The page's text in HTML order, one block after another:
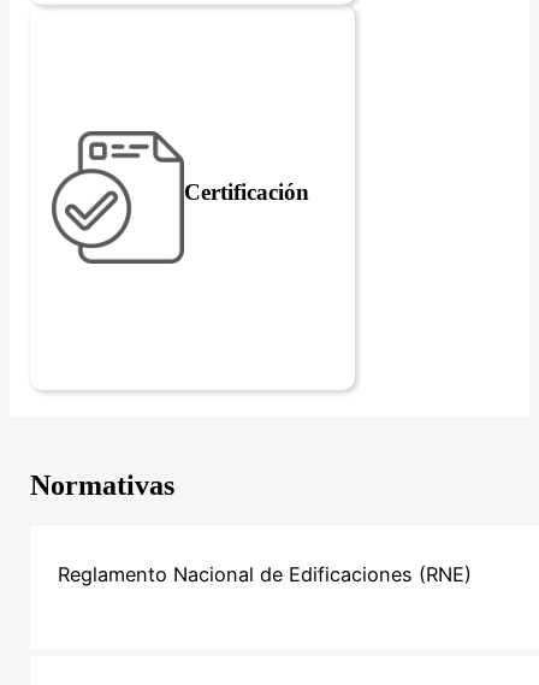
Certificación
Normativas
Reglamento Nacional de Edificaciones (RNE)